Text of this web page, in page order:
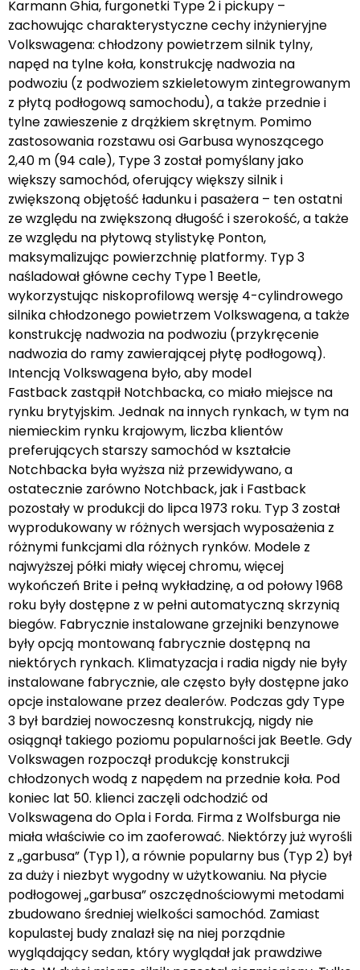
Karmann Ghia, furgonetki Type 2 i pickupy –
zachowując charakterystyczne cechy inżynieryjne
Volkswagena: chłodzony powietrzem silnik tylny,
napęd na tylne koła, konstrukcję nadwozia na
podwoziu (z podwoziem szkieletowym zintegrowanym
z płytą podłogową samochodu), a także przednie i
tylne zawieszenie z drążkiem skrętnym. Pomimo
zastosowania rozstawu osi Garbusa wynoszącego
2,40 m (94 cale), Type 3 został pomyślany jako
większy samochód, oferujący większy silnik i
zwiększoną objętość ładunku i pasażera – ten ostatni
ze względu na zwiększoną długość i szerokość, a także
ze względu na płytową stylistykę Ponton,
maksymalizując powierzchnię platformy. Typ 3
naśladował główne cechy Type 1 Beetle,
wykorzystując niskoprofilową wersję 4-cylindrowego
silnika chłodzonego powietrzem Volkswagena, a także
konstrukcję nadwozia na podwoziu (przykręcenie
nadwozia do ramy zawierającej płytę podłogową).
Intencją Volkswagena było, aby model
Fastback zastąpił Notchbacka, co miało miejsce na
rynku brytyjskim. Jednak na innych rynkach, w tym na
niemieckim rynku krajowym, liczba klientów
preferujących starszy samochód w kształcie
Notchbacka była wyższa niż przewidywano, a
ostatecznie zarówno Notchback, jak i Fastback
pozostały w produkcji do lipca 1973 roku. Typ 3 został
wyprodukowany w różnych wersjach wyposażenia z
różnymi funkcjami dla różnych rynków. Modele z
najwyższej półki miały więcej chromu, więcej
wykończeń Brite i pełną wykładzinę, a od połowy 1968
roku były dostępne z w pełni automatyczną skrzynią
biegów. Fabrycznie instalowane grzejniki benzynowe
były opcją montowaną fabrycznie dostępną na
niektórych rynkach. Klimatyzacja i radia nigdy nie były
instalowane fabrycznie, ale często były dostępne jako
opcje instalowane przez dealerów. Podczas gdy Type
3 był bardziej nowoczesną konstrukcją, nigdy nie
osiągnął takiego poziomu popularności jak Beetle. Gdy
Volkswagen rozpoczął produkcję konstrukcji
chłodzonych wodą z napędem na przednie koła. Pod
koniec lat 50. klienci zaczęli odchodzić od
Volkswagena do Opla i Forda. Firma z Wolfsburga nie
miała właściwie co im zaoferować. Niektórzy już wyrośli
z „garbusa” (Typ 1), a równie popularny bus (Typ 2) był
za duży i niezbyt wygodny w użytkowaniu. Na płycie
podłogowej „garbusa” oszczędnościowymi metodami
zbudowano średniej wielkości samochód. Zamiast
kopulastej budy znalazł się na niej porządnie
wyglądający sedan, który wyglądał jak prawdziwe